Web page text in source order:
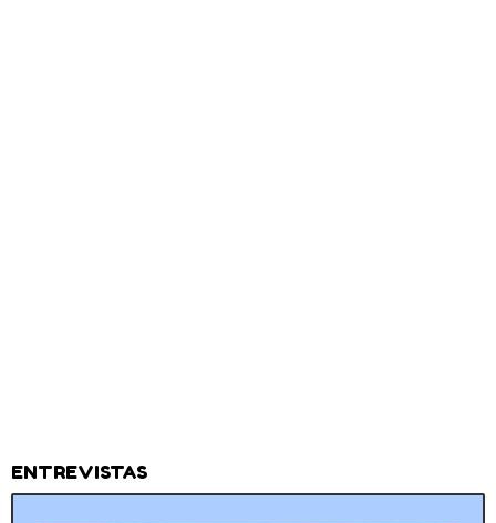
ENTREVISTAS